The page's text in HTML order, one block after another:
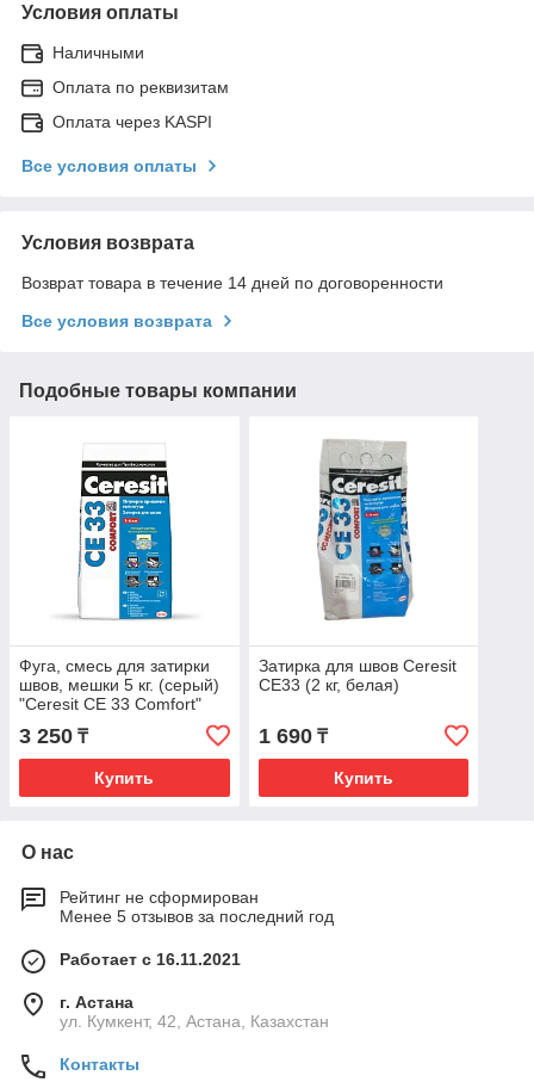
Условия оплаты
Наличными
Оплата по реквизитам
Оплата через KASPI
Все условия оплаты
Условия возврата
Возврат товара в течение 14 дней по договоренности
Все условия возврата
Подобные товары компании
Фуга, смесь для затирки
швов, мешки 5 кг. (серый)
"Ceresit CE 33 Comfort"
3 250 ₸
Купить
Затирка для швов Ceresit
CE33 (2 кг, белая)
1 690₸
Купить
О нас
Рейтинг не сформирован
Менее 5 отзывов за последний год
Работает с 16.11.2021
г. Астана
ул. Кумкент, 42, Астана, Казахстан
Контакты